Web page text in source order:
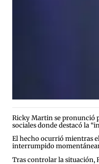
Ricky Martin se pronunció
sociales donde destacó la
El hecho ocurrió mientras
interrumpido
Tras controlar la situación,